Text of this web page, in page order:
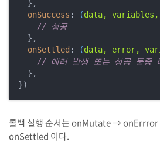
  },
onSuccess : (data,
// 성공
  },
onSettled : (data, error,
// 에러 발생 또는 성공 둘중
  },
콜백 실행 순서는 onMutate →
onSettled 이다.